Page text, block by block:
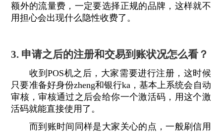
额外的流量费，一定要选择正规的品牌，这样就不
用担心会出现什么隐性收费了。
3. 申请之后的注册和交易到账状况怎么看？
收到POS机之后，大家需要进行注册，这时候
只要准备好身份zheng和银行ka，基本上系统会自动
审核，审核通过之后会给你一个激活码，用这个激
活码就能直接使用了。
而到账时间同样是大家关心的点，一般刷信用